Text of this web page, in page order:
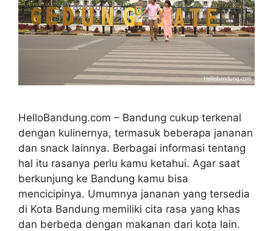
HelloBandung.com – Bandung cukup terkenal
dengan kulinernya, termasuk beberapa jananan
dan snack lainnya. Berbagai informasi tentang
hal itu rasanya perlu kamu ketahui. Agar saat
berkunjung ke Bandung kamu bisa
mencicipinya. Umumnya jananan yang tersedia
di Kota Bandung memiliki cita rasa yang khas
dan berbeda dengan makanan dari kota lain.